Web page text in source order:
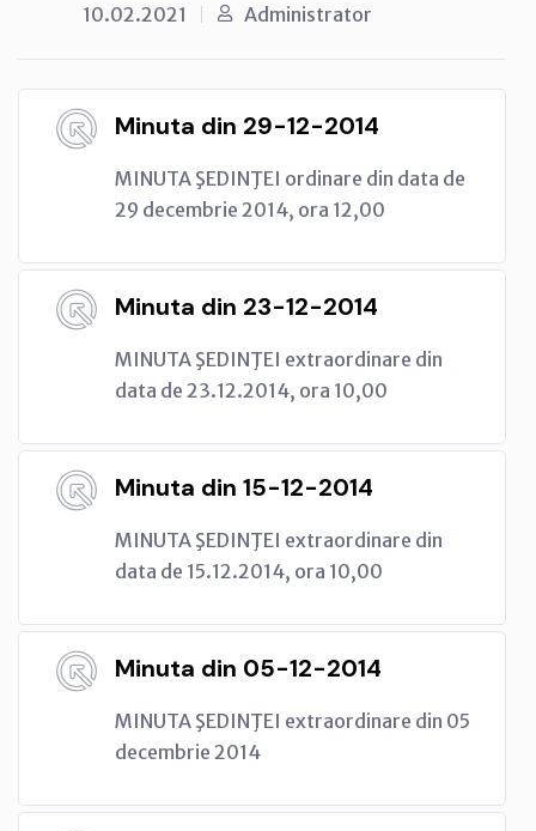
10.02.2021 Administrator
Minuta din 29-12-2014
MINUTA ŞEDINŢEI ordinare din data de
29 decembrie 2014, ora 12,00
Minuta din 23-12-2014
MINUTA ŞEDINŢEI extraordinare din
data de 23.12.2014, ora 10,00
Minuta din 15-12-2014
MINUTA ŞEDINŢEI extraordinare din
data de 15.12.2014, ora 10,00
Minuta din 05-12-2014
MINUTA ŞEDINŢEI extraordinare din 05
decembrie 2014